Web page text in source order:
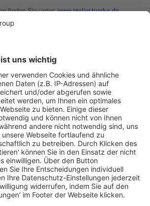
finden Sie unter:www.atelier-tuerke.de
GmbH